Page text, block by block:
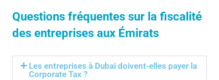
Questions fréquentes sur la fiscalité
des entreprises aux Émirats
Les entreprises à Dubai doivent-elles payer la
Corporate Tax ?